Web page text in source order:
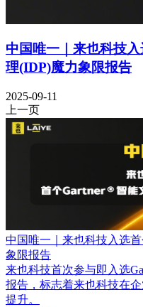
中国唯一｜来也科技
理(IDP)魔力象限报告
2025-09-11
上一页
中国唯一｜来也科技入选
象限报告
来也科技首次参与即入选
报告，标志着来也科技在
提升。